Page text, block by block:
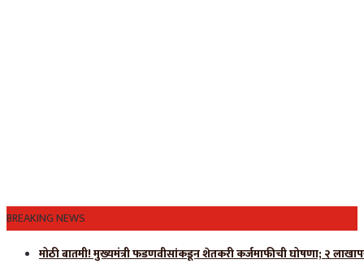
BREAKING NEWS
मोठी बातमी! मुख्यमंत्री फडणवीसांकडून शेतकरी कर्जमाफीची घोषणा; २